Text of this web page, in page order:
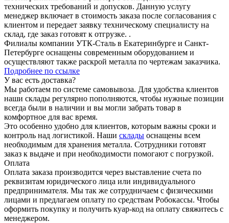
технических требований и допусков. Данную услугу
менеджер включает в стоимость заказа после согласования с
клиентом и передает заявку техническому специалисту на
склад, где заказ готовят к отгрузке. .
Филиалы компании УТК-Сталь в Екатеринбурге и Санкт-
Петербурге оснащены современным оборудованием и
осуществляют также раскрой металла по чертежам заказчика.
Подробнее по ссылке
У вас есть доставка?
Мы работаем по системе самовывоза. Для удобства клиентов
наши склады регулярно пополняются, чтобы нужные позиции
всегда были в наличии и вы могли забрать товар в
комфортное для вас время.
Это особенно удобно для клиентов, которым важны сроки и
контроль над логистикой. Наши склады оснащены всем
необходимым для хранения металла. Сотрудники готовят
заказ к выдаче и при необходимости помогают с погрузкой.
Оплата
Оплата заказа производится через выставление счета по
реквизитам юридического лица или индивидуального
предпринимателя. Мы так же сотрудничаем с физическими
лицами и предлагаем оплату по средствам Робокассы. Чтобы
оформить покупку и получить куар-код на оплату свяжитесь с
менеджером.